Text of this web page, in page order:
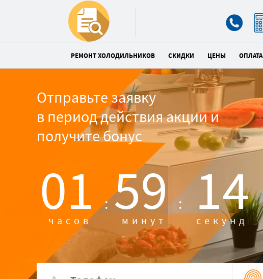
РЕМОНТ ХОЛОДИЛЬНИКОВ СКИДКИ ЦЕНЫ ОПЛАТА
Отправьте заявку
в период действия акции и
получите бонус
01 :
часов 59 :
минут 13
секунд